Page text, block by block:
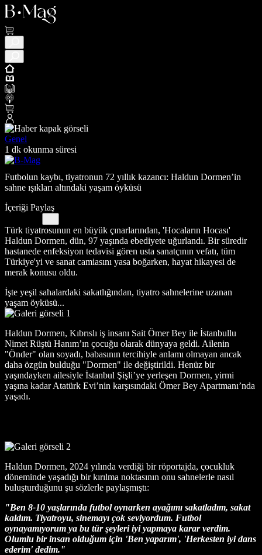
Genel
1 dk okunma süresi
Futbolun kaybı, tiyatronun 72 yıllık kazancı: Haldun Dormen’in
sahne ışıkları altındaki yaşam öyküsü
İçeriği Paylaş
Türk tiyatrosunun en büyük çınarlarından, 'Hocaların Hocası'
Haldun Dormen, dün, 97 yaşında ebediyete uğurlandı. Bir süredir
hastanede enfeksiyon tedavisi gören usta sanatçının vefatı, tüm
Türkiye'yi ve sanat camiasını yasa boğarken, hayat hikayesi de
merak konusu oldu.
İşte yeşil sahalardaki sakatlığından, tiyatro sahnelerine uzanan
yaşam öyküsü...
Haldun Dormen, Kıbrıslı iş insanı Sait Ömer Bey ile İstanbullu
Nimet Rüştü Hanım’ın çocuğu olarak dünyaya geldi. Ailenin
"Önder" olan soyadı, babasının tercihiyle anlamı olmayan ancak
daha özgün bulduğu "Dormen" ile değiştirildi. Henüz bir
yaşındayken ailesiyle İstanbul Şişli’ye yerleşen Dormen, yirmi
yaşına kadar Atatürk Evi’nin karşısındaki Ömer Bey Apartmanı’nda
yaşadı.
Haldun Dormen, 2024 yılında verdiği bir röportajda, çocukluk
döneminde yaşadığı bir kırılma noktasının onu sahnelerle nasıl
buluşturduğunu şu sözlerle paylaşmıştı:
"Ben 8-10 yaşlarında futbol oynarken ayağımı sakatladım, sakat
kaldım. Tiyatroyu, sinemayı çok seviyordum. Futbol
oynayamıyorum ya bu tür şeyleri iyi yapmaya karar verdim.
Olumlu bir insan olduğum için 'Ben yaparım', 'Herkesten iyi dans
ederim' dedim."